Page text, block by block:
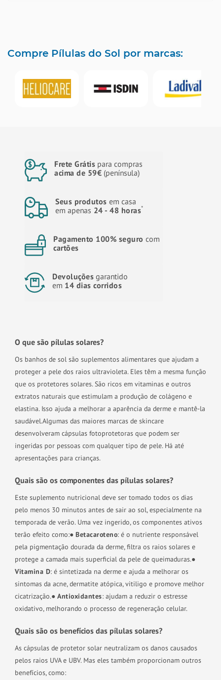
Compre Pílulas do Sol por marcas:
Frete Grátis para compras
acima de 59€ (península)
Seus produtos em casa
em apenas 24 - 48 horas*
Pagamento 100% seguro com
cartões
Devoluções garantido
em 14 dias corridos
O que são pílulas solares?
Os banhos de sol são suplementos alimentares que ajudam a
proteger a pele dos raios ultravioleta. Eles têm a mesma função
que os protetores solares. São ricos em vitaminas e outros
extratos naturais que estimulam a produção de colágeno e
elastina. Isso ajuda a melhorar a aparência da derme e mantê-la
saudável.Algumas das maiores marcas de skincare
desenvolveram cápsulas fotoprotetoras que podem ser
ingeridas por pessoas com qualquer tipo de pele. Há até
apresentações para crianças.
Quais são os componentes das pílulas solares?
Este suplemento nutricional deve ser tomado todos os dias
pelo menos 30 minutos antes de sair ao sol, especialmente na
temporada de verão. Uma vez ingerido, os componentes ativos
terão efeito como:● Betacaroteno: é o nutriente responsável
pela pigmentação dourada da derme, filtra os raios solares e
protege a camada mais superficial da pele de queimaduras.●
Vitamina D: é sintetizada na derme e ajuda a melhorar os
sintomas da acne, dermatite atópica, vitiligo e promove melhor
cicatrização.● Antioxidantes: ajudam a reduzir o estresse
oxidativo, melhorando o processo de regeneração celular.
Quais são os benefícios das pílulas solares?
As cápsulas de protetor solar neutralizam os danos causados
pelos raios UVA e UBV. Mas eles também proporcionam outros
benefícios, como: